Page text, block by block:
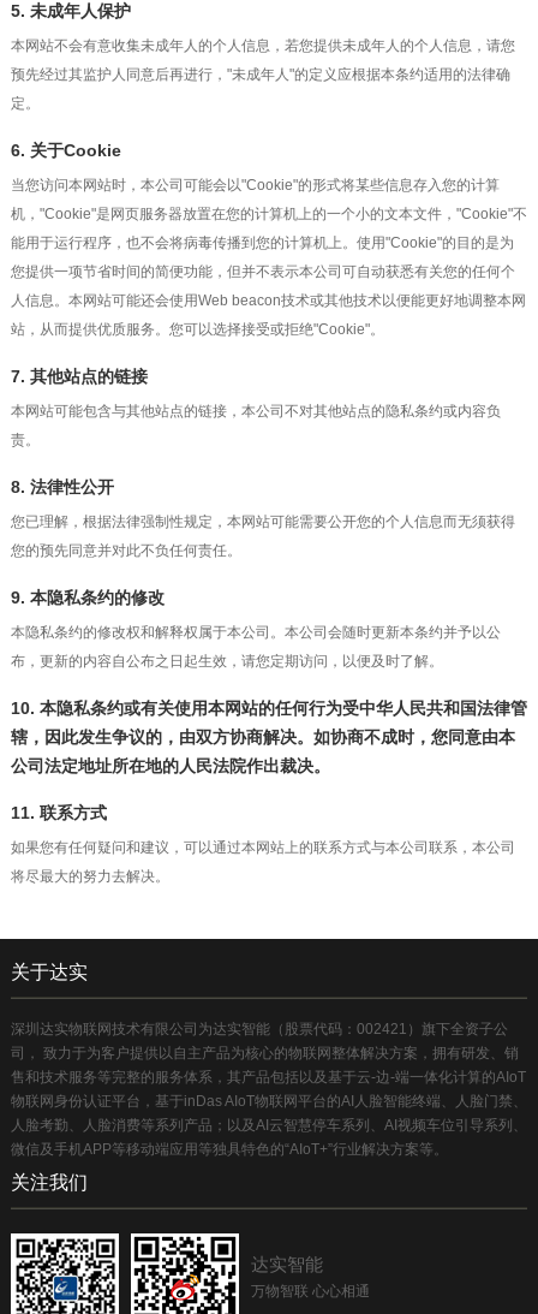
5. 未成年人保护
本网站不会有意收集未成年人的个人信息，若您提供未成年人的个人信息，请您
预先经过其监护人同意后再进行，"未成年人"的定义应根据本条约适用的法律确
定。
6. 关于Cookie
当您访问本网站时，本公司可能会以"Cookie"的形式将某些信息存入您的计算
机，"Cookie"是网页服务器放置在您的计算机上的一个小的文本文件，"Cookie"不
能用于运行程序，也不会将病毒传播到您的计算机上。使用"Cookie"的目的是为
您提供一项节省时间的简便功能，但并不表示本公司可自动获悉有关您的任何个
人信息。本网站可能还会使用Web beacon技术或其他技术以便能更好地调整本网
站，从而提供优质服务。您可以选择接受或拒绝"Cookie"。
7. 其他站点的链接
本网站可能包含与其他站点的链接，本公司不对其他站点的隐私条约或内容负
责。
8. 法律性公开
您已理解，根据法律强制性规定，本网站可能需要公开您的个人信息而无须获得
您的预先同意并对此不负任何责任。
9. 本隐私条约的修改
本隐私条约的修改权和解释权属于本公司。本公司会随时更新本条约并予以公
布，更新的内容自公布之日起生效，请您定期访问，以便及时了解。
10. 本隐私条约或有关使用本网站的任何行为受中华人民共和国法律管
辖，因此发生争议的，由双方协商解决。如协商不成时，您同意由本
公司法定地址所在地的人民法院作出裁决。
11. 联系方式
如果您有任何疑问和建议，可以通过本网站上的联系方式与本公司联系，本公司
将尽最大的努力去解决。
关于达实
深圳达实物联网技术有限公司为达实智能（股票代码：002421）旗下全资子公
司， 致力于为客户提供以自主产品为核心的物联网整体解决方案，拥有研发、销
售和技术服务等完整的服务体系，其产品包括以及基于云-边-端一体化计算的AIoT
物联网身份认证平台，基于inDas AIoT物联网平台的AI人脸智能终端、人脸门禁、
人脸考勤、人脸消费等系列产品；以及AI云智慧停车系列、AI视频车位引导系列、
微信及手机APP等移动端应用等独具特色的“AIoT+”行业解决方案等。
关注我们
达实智能
万物智联 心心相通